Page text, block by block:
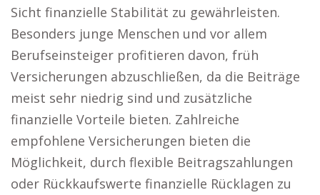
Sicht finanzielle Stabilität zu gewährleisten.
Besonders junge Menschen und vor allem
Berufseinsteiger profitieren davon, früh
Versicherungen abzuschließen, da die Beiträge
meist sehr niedrig sind und zusätzliche
finanzielle Vorteile bieten. Zahlreiche
empfohlene Versicherungen bieten die
Möglichkeit, durch flexible Beitragszahlungen
oder Rückkaufswerte finanzielle Rücklagen zu